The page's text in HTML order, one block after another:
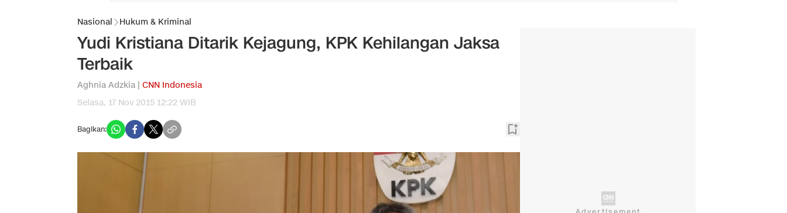
Nasional Hukum & Kriminal
Yudi Kristiana Ditarik Kejagung, KPK Kehilangan Jaksa
Terbaik
Aghnia Adzkia | CNN Indonesia
Selasa, 17 Nov 2015 12:22 WIB
Bagikan: